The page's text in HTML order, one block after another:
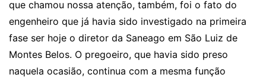
que chamou nossa atenção, também, foi o fato do
engenheiro que já havia sido investigado na primeira
fase ser hoje o diretor da Saneago em São Luiz de
Montes Belos. O pregoeiro, que havia sido preso
naquela ocasião, continua com a mesma função